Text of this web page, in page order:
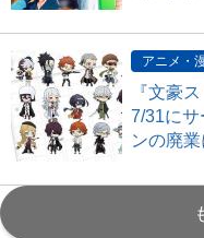
アニメ・
『文豪
7/31に
ンの廃